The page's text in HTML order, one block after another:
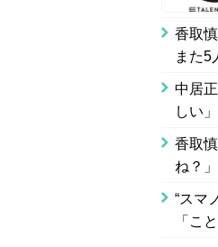
香取
また5
中居
しい
香取
ね？
“スマ
「こ